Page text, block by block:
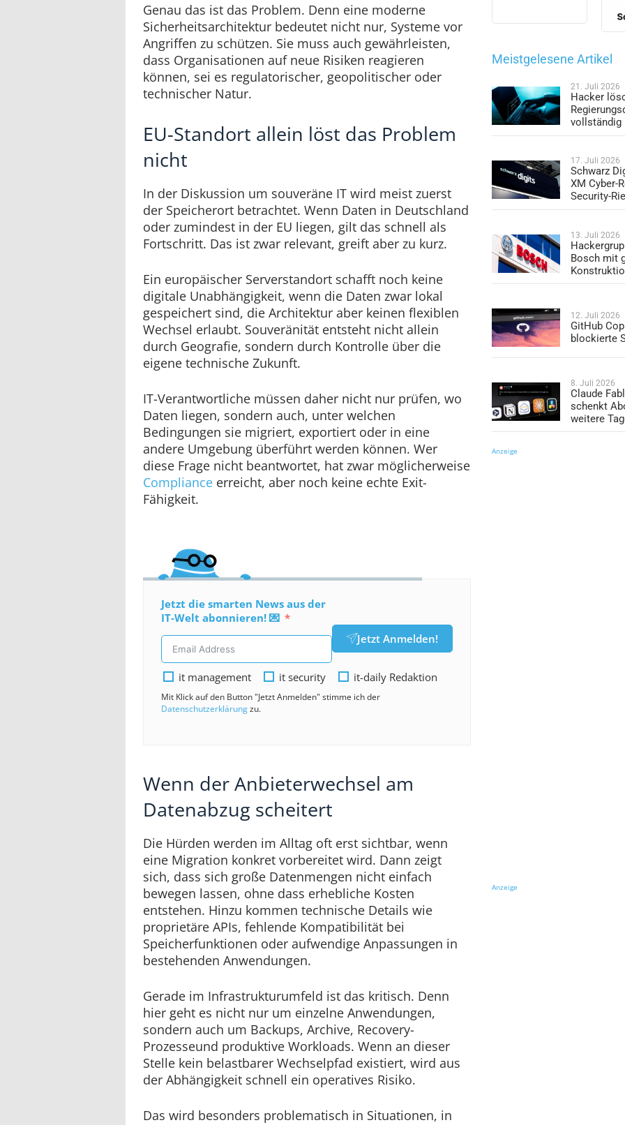
Genau das ist das Problem. Denn eine moderne
Sicherheitsarchitektur bedeutet nicht nur, Systeme vor
Angriffen zu schützen. Sie muss auch gewährleisten,
dass Organisationen auf neue Risiken reagieren
können, sei es regulatorischer, geopolitischer oder
technischer Natur.
EU-Standort allein löst das Problem
nicht
In der Diskussion um souveräne IT wird meist zuerst
der Speicherort betrachtet. Wenn Daten in Deutschland
oder zumindest in der EU liegen, gilt das schnell als
Fortschritt. Das ist zwar relevant, greift aber zu kurz.
Ein europäischer Serverstandort schafft noch keine
digitale Unabhängigkeit, wenn die Daten zwar lokal
gespeichert sind, die Architektur aber keinen flexiblen
Wechsel erlaubt. Souveränität entsteht nicht allein
durch Geografie, sondern durch Kontrolle über die
eigene technische Zukunft.
IT-Verantwortliche müssen daher nicht nur prüfen, wo
Daten liegen, sondern auch, unter welchen
Bedingungen sie migriert, exportiert oder in eine
andere Umgebung überführt werden können. Wer
diese Frage nicht beantwortet, hat zwar möglicherweise
Compliance erreicht, aber noch keine echte Exit-
Fähigkeit.
Jetzt die smarten News aus der
IT-Welt abonnieren! 💌
Jetzt Anmelden!
it management it security it-daily Redaktion
Mit Klick auf den Button "Jetzt Anmelden" stimme ich der
Datenschutzerklärungzu.
Wenn der Anbieterwechsel am
Datenabzug scheitert
Die Hürden werden im Alltag oft erst sichtbar, wenn
eine Migration konkret vorbereitet wird. Dann zeigt
sich, dass sich große Datenmengen nicht einfach
bewegen lassen, ohne dass erhebliche Kosten
entstehen. Hinzu kommen technische Details wie
proprietäre APIs, fehlende Kompatibilität bei
Speicherfunktionen oder aufwendige Anpassungen in
bestehenden Anwendungen.
Gerade im Infrastrukturumfeld ist das kritisch. Denn
hier geht es nicht nur um einzelne Anwendungen,
sondern auch um Backups, Archive, Recovery-
Prozesseund produktive Workloads. Wenn an dieser
Stelle kein belastbarer Wechselpfad existiert, wird aus
der Abhängigkeit schnell ein operatives Risiko.
Das wird besonders problematisch in Situationen, in
Meistgelesene Artikel
21. Juli 2026
Hacker
vollständig
17. Juli 2026
Schwarz
XM Cyber-
Security-
13. Juli 2026
Bosch mit
12. Juli 2026
GitHub
blockierte
8. Juli 2026
Claude
schenkt
weitere
Anzeige
Anzeige